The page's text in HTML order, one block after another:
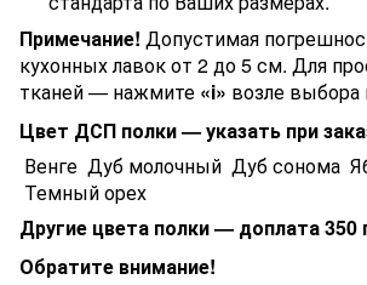
Примечание! Допустимая
кухонных лавок от 2 до 5 см. Для
тканей — нажмите «i» возле выбора
Цвет ДСП полки — указать при
Венге Дуб молочный Дуб сонома
Темный орех
Другие цвета полки — доплата 350
Обратите внимание!